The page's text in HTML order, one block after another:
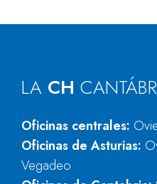
LA CH
Oficinas centrales:
Oficinas de Asturias:
Vegadeo